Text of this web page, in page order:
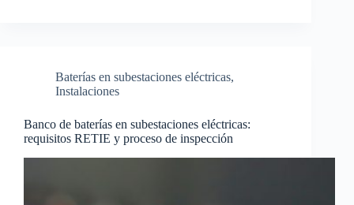
Baterías en subestaciones eléctricas,
Instalaciones
Banco de baterías en subestaciones eléctricas:
requisitos RETIE y proceso de inspección